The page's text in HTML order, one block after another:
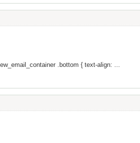
.bottom { text-align: ...